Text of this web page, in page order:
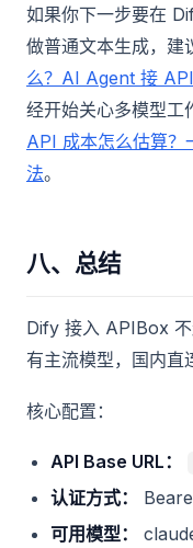
如果你下一步要在
做普通文本生成，建
么？AI Agent 接
经开始关心多模型工
API 成本怎么估算？
法。
八、总结
Dify 接入 APIBox
有主流模型，国内直
核心配置：
API Base URL：
认证方式：
可用模型：